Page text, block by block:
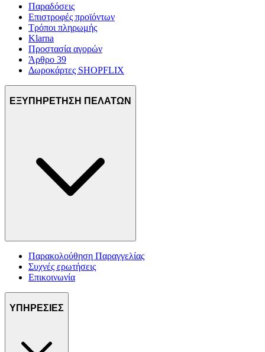
Παραδόσεις
Επιστροφές προϊόντων
Τρόποι πληρωμής
Klarna
Προστασία αγορών
Άρθρο 39
Δωροκάρτες SHOPFLIX
ΕΞΥΠΗΡΕΤΗΣΗ ΠΕΛΑΤΩΝ
Παρακολούθηση Παραγγελίας
Συχνές ερωτήσεις
Επικοινωνία
ΥΠΗΡΕΣΙΕΣ